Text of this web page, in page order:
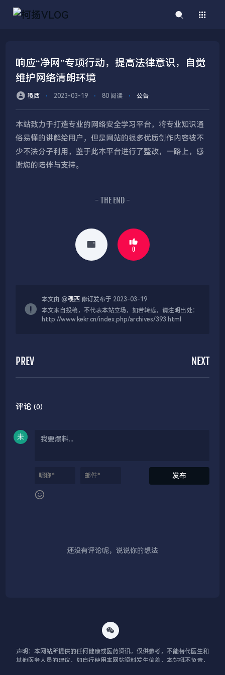
响应“净网”专项行动，提高法律意识，自觉
维护网络清朗环境
稷西 ⋅ 2023-03-19 ⋅ 80 阅读 ⋅ 公告
本站致力于打造专业的网络安全学习平台，将专业知识通
俗易懂的讲解给用户，但是网站的很多优质创作内容被不
少不法分子利用，鉴于此本平台进行了整改，一路上，感
谢您的陪伴与支持。
- THE END -
0
本文由 @稷西 修订发布于 2023-03-19
本文来自投稿，不代表本站立场，如若转载，请注明出处：
http://www.kekr.cn/index.php/archives/393.html
PREV NEXT
评论(0)
还没有评论呢，说说你的想法
声明：本网站所提供的任何健康或医药资讯，仅供参考，不能替代医生和
其他医务人员的建议，如自行使用本网站资料发生偏差，本站概不负责，